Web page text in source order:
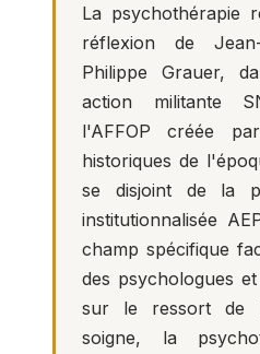
La psychothérapie
réflexion de
Philippe Grauer,
action militante
l'AFFOP créée
historiques de
se disjoint de la
institutionnalisée
champ spécifique
des psychologues
sur le ressort de
soigne, la